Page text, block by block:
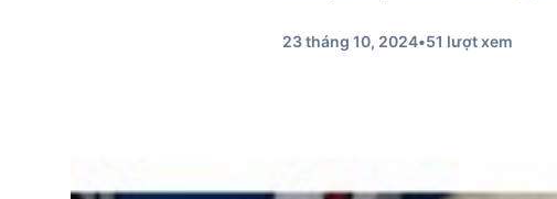
23 tháng 10, 2024•51 lượt xem